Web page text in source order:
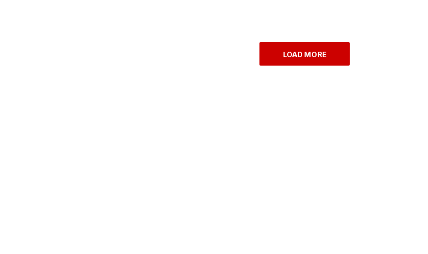
LOAD MORE